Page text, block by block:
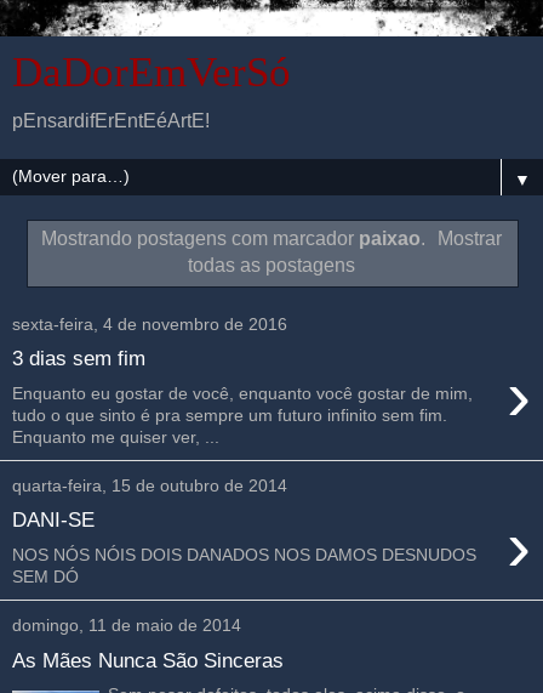
DaDorEmVerSó
pEnsardifErEntEéArtE!
▼
Mostrando postagens com marcador paixao.
Mostrar
todas as postagens
sexta-feira, 4 de novembro de 2016
3 dias sem fim ›
Enquanto eu gostar de você, enquanto você gostar de mim,
tudo o que sinto é pra sempre um futuro infinito sem fim.
Enquanto me quiser ver, ...
quarta-feira, 15 de outubro de 2014
DANI-SE ›
NOS NÓS NÓIS DOIS DANADOS NOS DAMOS DESNUDOS
SEM DÓ
domingo, 11 de maio de 2014
As Mães Nunca São Sinceras